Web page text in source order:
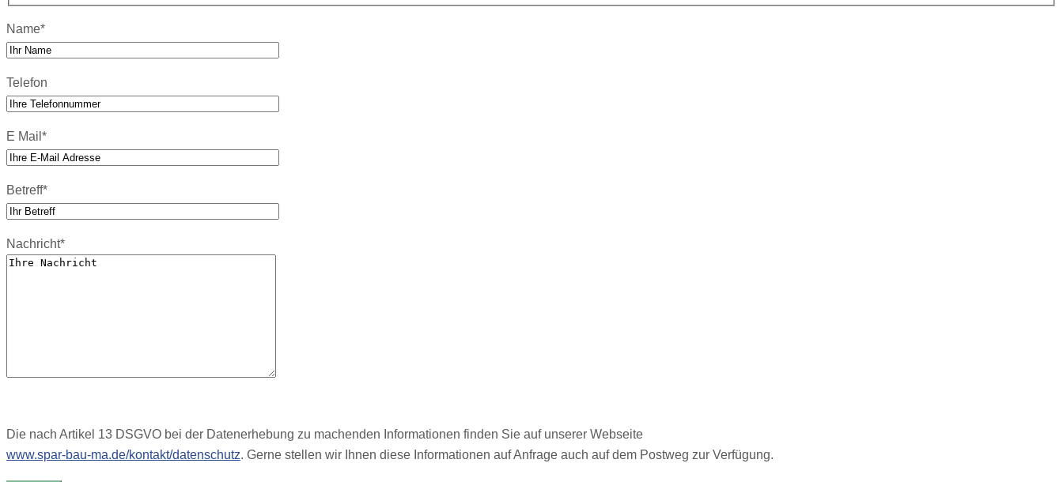
Name*
Telefon
E Mail*
Betreff*
Nachricht*
Die nach Artikel 13 DSGVO bei der Datenerhebung zu machenden Informationen finden Sie auf unserer Webseite
www.spar-bau-ma.de/kontakt/datenschutz. Gerne stellen wir Ihnen diese Informationen auf Anfrage auch auf dem Postweg zur Verfügung.